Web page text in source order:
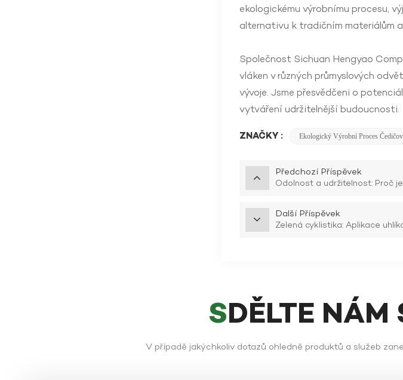
ekologickému výrobnímu procesu,
alternativu k tradičním materiálům
Společnost Sichuan Hengyao
vláken v různých průmyslových
vývoje. Jsme přesvědčeni o
vytváření udržitelnější budoucnosti.
ZNAČKY : Ekologický Výrobní Proces
Předchozí Příspěvek
Odolnost a udržitelnost: Proč
Další Příspěvek
Zelená cyklistika: Aplikace
SDĚLTE
V případě jakýchkoliv dotazů ohledně produktů a služeb